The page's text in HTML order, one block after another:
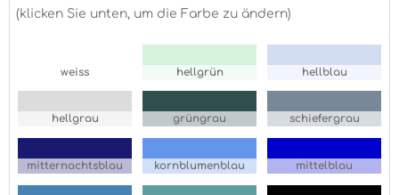
(klicken Sie unten, um die Farbe zu ändern)
weiss hellgrün hellblau
hellgrau grüngrau schiefergrau
mitternachtsblau kornblumenblau mittelblau